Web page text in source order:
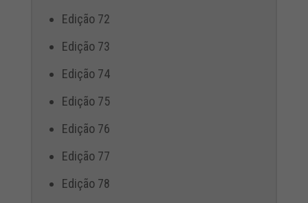
Edição 72
Edição 73
Edição 74
Edição 75
Edição 76
Edição 77
Edição 78